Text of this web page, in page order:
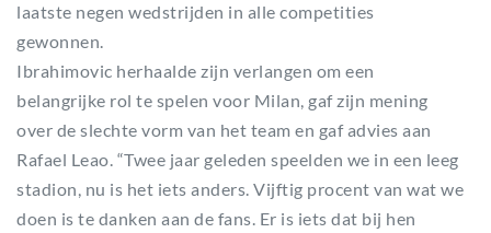
laatste negen wedstrijden in alle competities
gewonnen.
Ibrahimovic herhaalde zijn verlangen om een
belangrijke rol te spelen voor Milan, gaf zijn mening
over de slechte vorm van het team en gaf advies aan
Rafael Leao. “Twee jaar geleden speelden we in een leeg
stadion, nu is het iets anders. Vijftig procent van wat we
doen is te danken aan de fans. Er is iets dat bij hen